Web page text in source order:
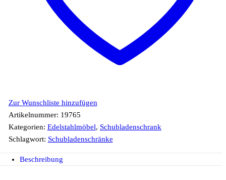
Zur Wunschliste hinzufügen
Artikelnummer: 19765
Kategorien: Edelstahlmöbel, Schubladenschrank
Schlagwort: Schubladenschränke
Beschreibung